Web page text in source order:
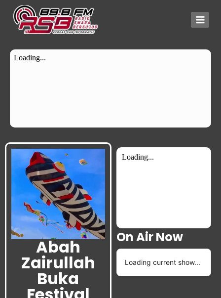
Abah
Zairullah
Buka
On Air Now
Loading current show...